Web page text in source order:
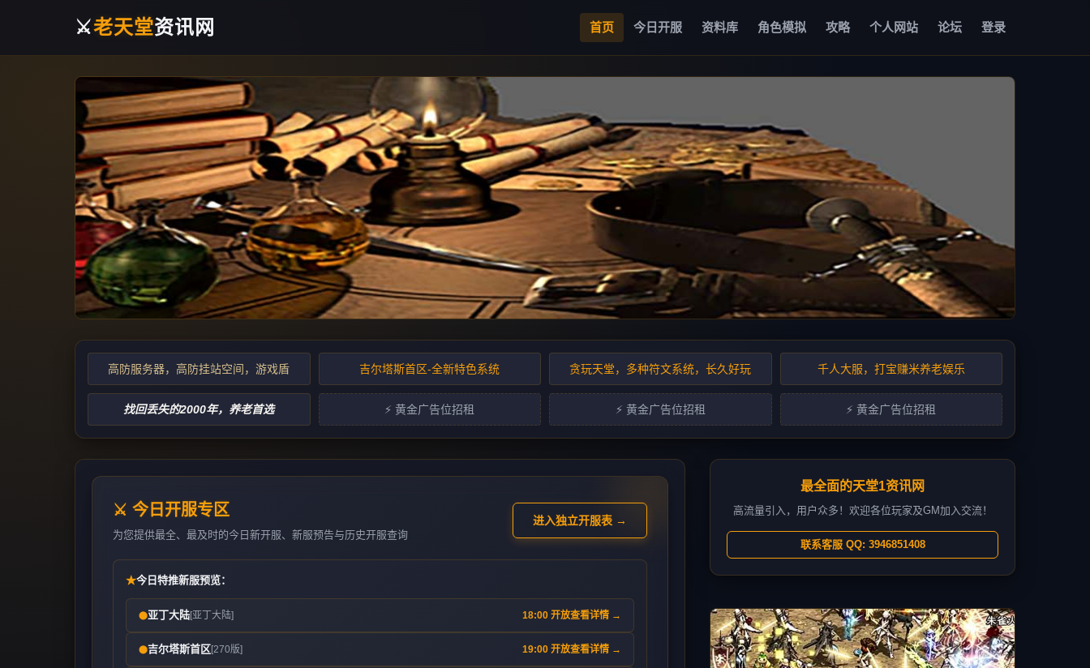
⚔️老天堂资讯网 首页 今日开服 资料库 角色模拟 攻略 个人网站 论坛 登录
高防服务器，高防挂站空间，游戏盾 吉尔塔斯首区-全新特色系统 贪玩天堂，多种符文系统，长久好玩 千人大服，打宝赚米养老娱乐
找回丢失的2000年，养老首选 ⚡ 黄金广告位招租 ⚡ 黄金广告位招租 ⚡ 黄金广告位招租
⚔️ 今日开服专区
为您提供最全、最及时的今日新开服、新服预告与历史开服查询
进入独立开服表 →
★今日特推新服预览：
⬤亚丁大陆[亚丁大陆] 18:00 开放查看详情 →
⬤吉尔塔斯首区[270版] 19:00 开放查看详情 →
最全面的天堂1资讯网
高流量引入，用户众多！欢迎各位玩家及GM加入交流！
联系客服 QQ: 3946851408